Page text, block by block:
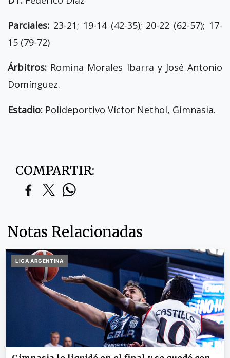
Parciales: 23-21; 19-14 (42-35); 20-22 (62-57); 17-
15 (79-72)
Árbitros: Romina Morales Ibarra y José Antonio
Domínguez.
Estadio: Polideportivo Víctor Nethol, Gimnasia.
COMPARTIR:
Notas Relacionadas
LIGA ARGENTINA